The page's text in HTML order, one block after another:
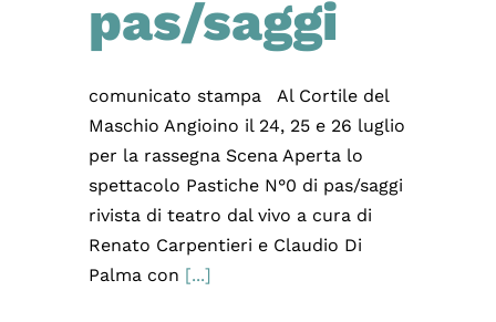
pas/saggi
comunicato stampa Al Cortile del
Maschio Angioino il 24, 25 e 26 luglio
per la rassegna Scena Aperta lo
spettacolo Pastiche N°0 di pas/saggi
rivista di teatro dal vivo a cura di
Renato Carpentieri e Claudio Di
Palma con [...]